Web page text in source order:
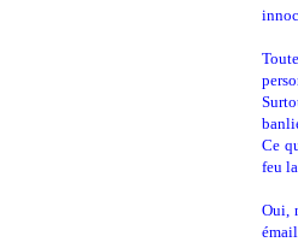
Ce
feu
Oui,